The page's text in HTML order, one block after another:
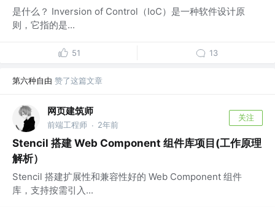
是什么？ Inversion of Control（IoC）是一种软件设计原
则，它指的是...
51 13
第六种自由 赞了这篇文章
网页建筑师
前端工程师 · 2年前
关注
Stencil 搭建 Web Component 组件库项目(工作原理
解析）
Stencil 搭建扩展性和兼容性好的 Web Component 组件
库，支持按需引入...